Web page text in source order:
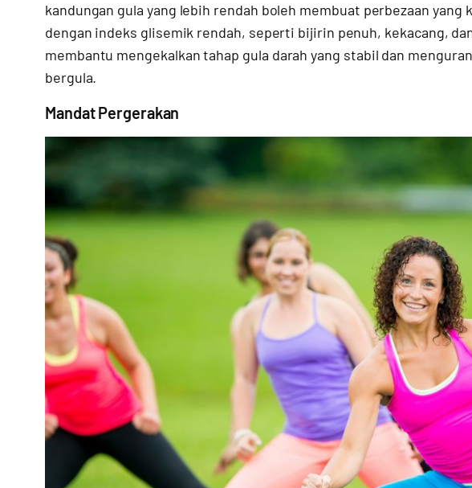
kandungan gula yang lebih rendah boleh membuat perbezaan
dengan indeks glisemik rendah, seperti bijirin penuh, kekacang,
membantu mengekalkan tahap gula darah yang stabil dan
bergula.
Mandat Pergerakan